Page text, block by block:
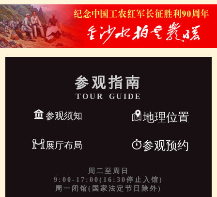
参观指南
TOUR GUIDE
参观须知 地理位置
展厅布局 参观预约
周二至周日
9:00-17:00(16:30停止入馆)
周一闭馆(国家法定节日除外)